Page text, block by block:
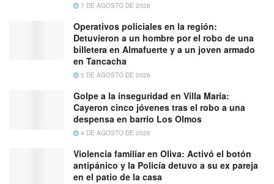
7 DE AGOSTO DE 2026
Operativos policiales en la región:
Detuvieron a un hombre por el robo de una
billetera en Almafuerte y a un joven armado
en Tancacha
5 DE AGOSTO DE 2026
Golpe a la inseguridad en Villa María:
Cayeron cinco jóvenes tras el robo a una
despensa en barrio Los Olmos
4 DE AGOSTO DE 2026
Violencia familiar en Oliva: Activó el botón
antipánico y la Policía detuvo a su ex pareja
en el patio de la casa